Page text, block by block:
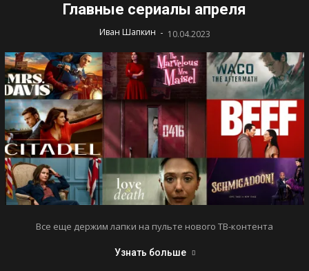
Главные сериалы апреля
Иван Шапкин - 10.04.2023
Все еще держим лапки на пульте нового ТВ-контента
Узнать больше